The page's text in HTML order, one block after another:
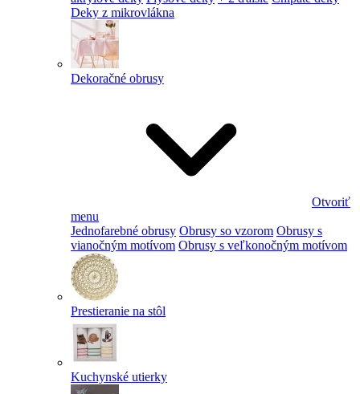
Deky z mikrovlákna
Dekoračné obrusy
Otvoriť
menu
Jednofarebné obrusy Obrusy so vzorom Obrusy s
vianočným motívom Obrusy s veľkonočným motívom
Prestieranie na stôl
Kuchynské utierky